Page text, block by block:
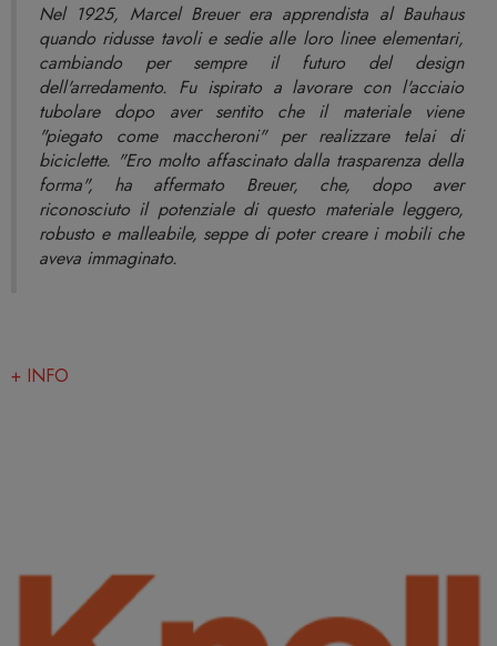
Nel 1925, Marcel Breuer era apprendista al Bauhaus
quando ridusse tavoli e sedie alle loro linee elementari,
cambiando per sempre il futuro del design
dell'arredamento. Fu ispirato a lavorare con l'acciaio
tubolare dopo aver sentito che il materiale viene
"piegato come maccheroni" per realizzare telai di
biciclette. "Ero molto affascinato dalla trasparenza della
forma", ha affermato Breuer, che, dopo aver
riconosciuto il potenziale di questo materiale leggero,
robusto e malleabile, seppe di poter creare i mobili che
aveva immaginato.
+ INFO